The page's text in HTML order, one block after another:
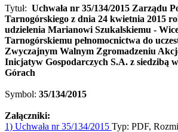
Tytuł: Uchwała nr 35/134/2015 Zarządu
Tarnogórskiego z dnia 24 kwietnia 2015
udzielenia Marianowi Szukalskiemu -
Tarnogórskiemu pełnomocnictwa do
Zwyczajnym Walnym Zgromadzeniu
Inicjatyw Gospodarczych S.A. z siedzibą
Górach
Symbol: 35/134/2015
Załączniki:
1) Uchwała nr 35/134/2015 Typ: PDF,